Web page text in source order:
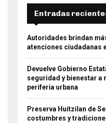
Entradas
Autoridades brindan
atenciones ciudadanas
Devuelve Gobierno
seguridad y bienestar a
periferia urbana
Preserva Huitzilan de
costumbres y